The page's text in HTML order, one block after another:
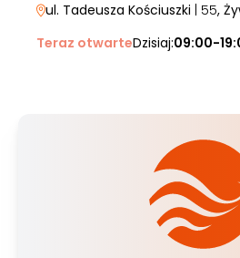
ul. Tadeusza Kościuszki | 55,
Teraz otwarteDzisiaj:09:00-